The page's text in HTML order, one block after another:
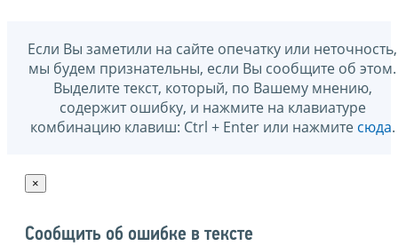
Если Вы заметили на сайте опечатку или неточность,
мы будем признательны, если Вы сообщите об этом.
Выделите текст, который, по Вашему мнению,
содержит ошибку, и нажмите на клавиатуре
комбинацию клавиш: Ctrl + Enter или нажмите сюда.
×
Сообщить об ошибке в тексте